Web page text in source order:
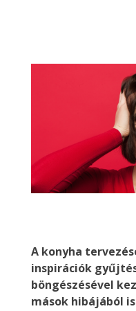
A konyha
inspirációk
böngészésével
mások hibájából